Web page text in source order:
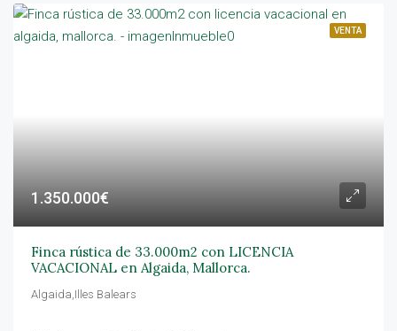
VENTA
1.350.000€
Finca rústica de 33.000m2 con LICENCIA
VACACIONAL en Algaida, Mallorca.
Algaida,Illes Balears